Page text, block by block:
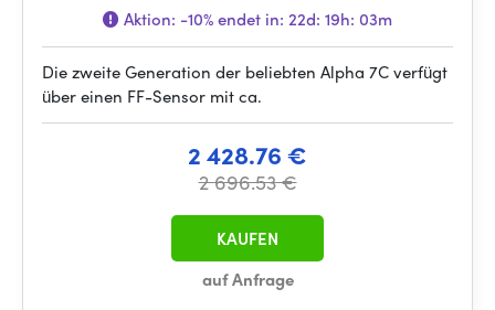
Aktion: -10%endet in: 22d: 19h: 03m
Die zweite Generation der beliebten Alpha 7C verfügt
über einen FF-Sensor mit ca.
2 428.76 €
2 696.53 €
auf Anfrage
KAUFEN